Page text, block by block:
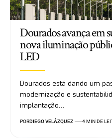
Dourados avança em
nova iluminação
LED
Dourados está dando um
modernização e
implantação…
PORDIEGO VELÁZQUEZ 4 MIN DE